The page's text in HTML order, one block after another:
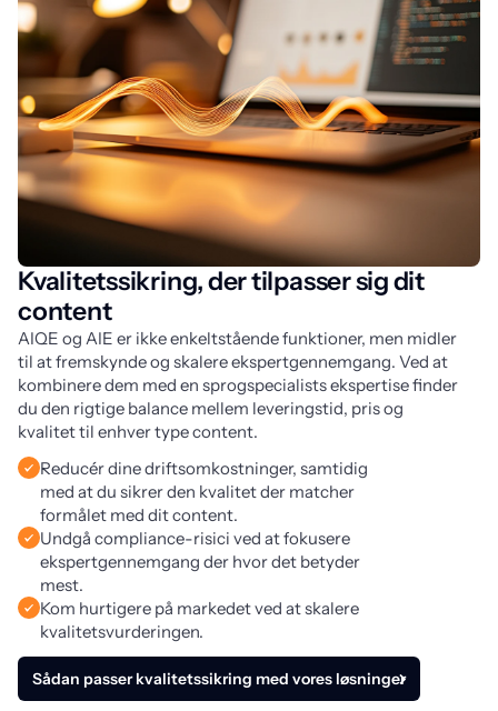
Kvalitetssikring, der tilpasser sig dit
content
AIQE og AIE er ikke enkeltstående funktioner, men midler
til at fremskynde og skalere ekspertgennemgang. Ved at
kombinere dem med en sprogspecialists ekspertise finder
du den rigtige balance mellem leveringstid, pris og
kvalitet til enhver type content.
Reducér dine driftsomkostninger, samtidig
med at du sikrer den kvalitet der matcher
formålet med dit content.
Undgå compliance-risici ved at fokusere
ekspertgennemgang der hvor det betyder
mest.
Kom hurtigere på markedet ved at skalere
kvalitetsvurderingen.
Sådan passer kvalitetssikring med vores løsninger